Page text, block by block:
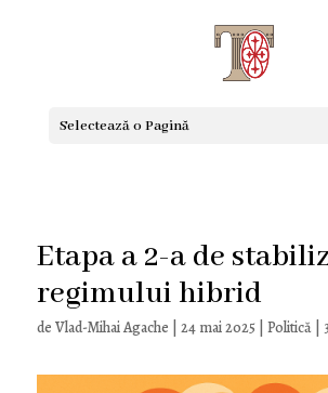
Selectează o Pagină
Etapa a 2-a de
regimului hibrid
de Vlad-Mihai Agache 24 mai 2025| Politică|